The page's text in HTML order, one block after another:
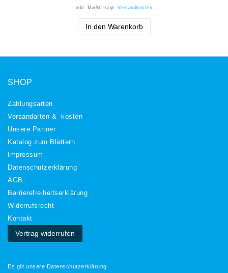
inkl. MwSt. zzgl. Versandkosten
In den Warenkorb
SHOP
Zahlungsarten
Versandarten & -kosten
Unsere Partner
Katalog zum Blättern
Impressum
Daten­schutz­erklärung
AGB
Barrierefreiheitserklärung
Widerrufs­recht
Kontakt
Vertrag widerrufen
Es gilt unsere Datenschutzerklärung